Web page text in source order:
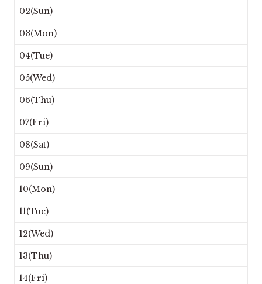
02(Sun)
03(Mon)
04(Tue)
05(Wed)
06(Thu)
07(Fri)
08(Sat)
09(Sun)
10(Mon)
11(Tue)
12(Wed)
13(Thu)
14(Fri)